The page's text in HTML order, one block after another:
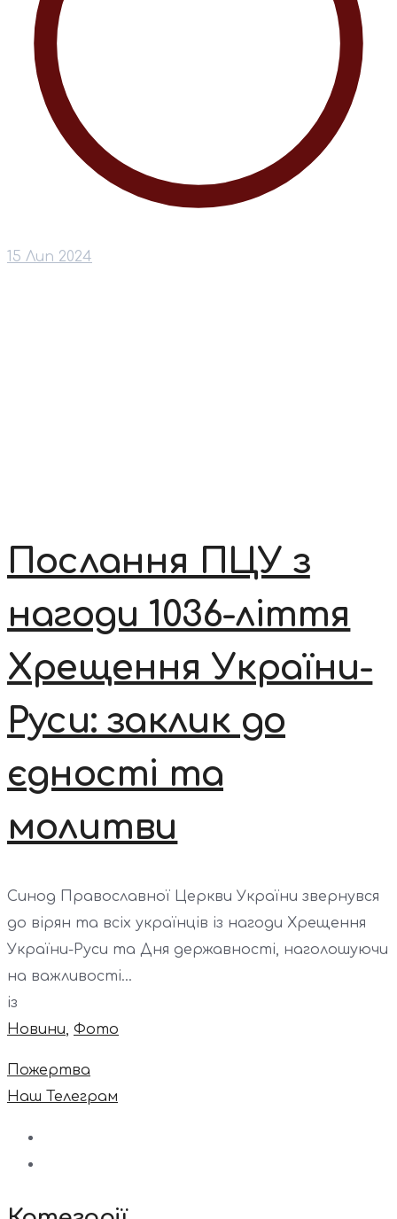
15 Лип 2024
Послання ПЦУ з
нагоди 1036-ліття
Хрещення України-
Руси: заклик до
єдності та
молитви
Синод Православної Церкви України звернувся
до вірян та всіх українців із нагоди Хрещення
України-Руси та Дня державності, наголошуючи
на важливості...
із
Новини, Фото
Пожертва
Наш Телеграм